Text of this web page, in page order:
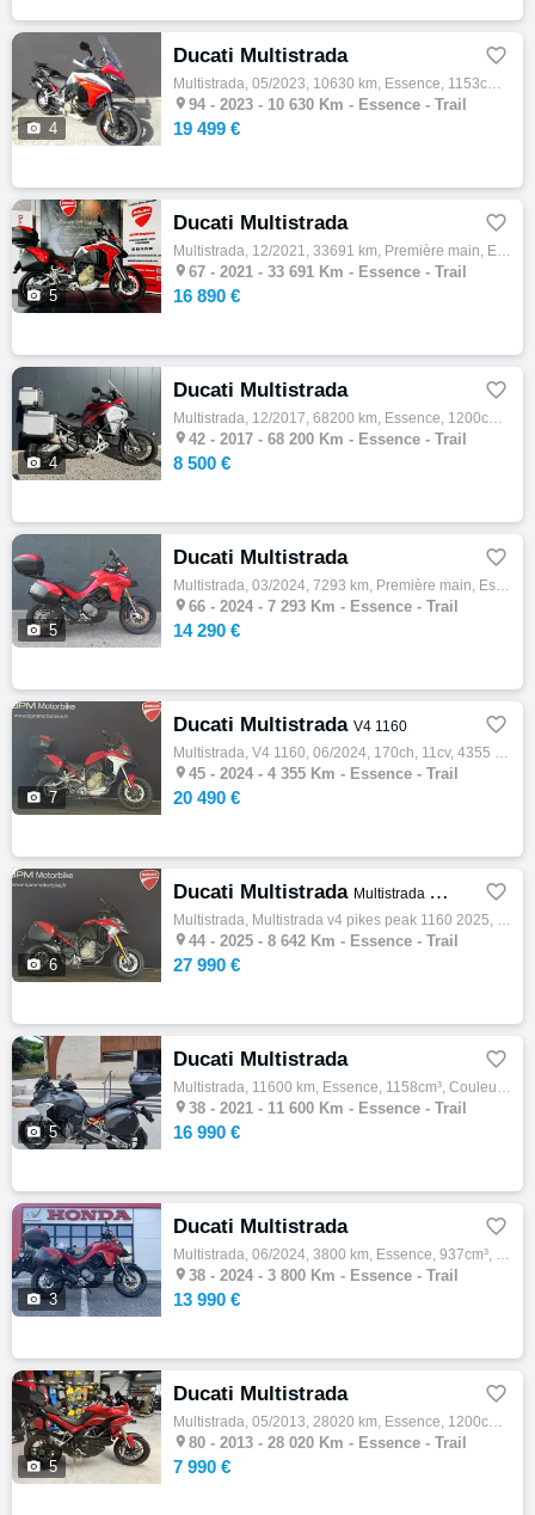
 4
Ducati Multistrada 
Multistrada, 05/2023, 10630 km, Essence, 1153cm³, Couleur rouge, 19499 € Equipements : ATTENTION: NOUS SOMMES FERMÉS DU 02/08/2026 AU 24/08…
 94 - 2023 - 10 630 Km - Essence - Trail
19 499 €
 5
Ducati Multistrada 
Multistrada, 12/2021, 33691 km, Première main, Essence, 1153cm³, Couleur rouge, 16890 € Equipements : DUCATI MULTISTRADA V4S SPORT FULL G…
 67 - 2021 - 33 691 Km - Essence - Trail
16 890 €
 4
Ducati Multistrada 
Multistrada, 12/2017, 68200 km, Essence, 1200cm³, Couleur rouge, 8500 € Equipements : Votre distributeur KTM SAINT ETIENNE vous propose à l…
 42 - 2017 - 68 200 Km - Essence - Trail
8 500 €
 5
Ducati Multistrada 
Multistrada, 03/2024, 7293 km, Première main, Essence, 937cm³, Couleur rouge, 14290 € Equipements : MOTO EN TRES BON ETAT ENTRETIEN A JOUR …
 66 - 2024 - 7 293 Km - Essence - Trail
14 290 €
 7
Ducati Multistrada V4 1160 
Multistrada, V4 1160, 06/2024, 170ch, 11cv, 4355 km, Essence, 1158cm³, Couleur rouge, 20490 € Equipements : Ducati Red|SELLES CONFORTS|SPOK…
 45 - 2024 - 4 355 Km - Essence - Trail
20 490 €
 6
Ducati Multistrada Multistrada V4 Pikes Peak 1160 2025 
Multistrada, Multistrada v4 pikes peak 1160 2025, 02/2025, 170ch, 11cv, 8642 km, Essence, 1158cm³, Garantie 24 mois, 27990 € Equipements : …
 44 - 2025 - 8 642 Km - Essence - Trail
27 990 €
 5
Ducati Multistrada 
Multistrada, 11600 km, Essence, 1158cm³, Couleur gris, 16990 € PAS DE REPRISE - NI D'ECHANGE Historique et entretien Vivez l'émotion du…
 38 - 2021 - 11 600 Km - Essence - Trail
16 990 €
 3
Ducati Multistrada 
Multistrada, 06/2024, 3800 km, Essence, 937cm³, Couleur rouge, 13990 € Equipements : DUCATI MULTISTRADA V2S 937 2024 PREMIERE MISE EN CIRCU…
 38 - 2024 - 3 800 Km - Essence - Trail
13 990 €
 5
Ducati Multistrada 
Multistrada, 05/2013, 28020 km, Essence, 1200cm³, 7990 € Equipements : Assurance sur place,Démarches administratives sur place,Financement …
 80 - 2013 - 28 020 Km - Essence - Trail
7 990 €